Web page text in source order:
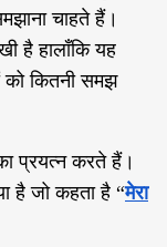
चाहते हैं।
है हालाँकि यह
को कितनी समझ
प्रयत्न करते हैं।
है जो कहता है “मेरा